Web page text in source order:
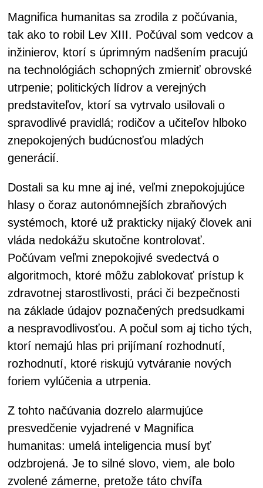
Magnifica humanitas sa zrodila z počúvania,
tak ako to robil Lev XIII. Počúval som vedcov a
inžinierov, ktorí s úprimným nadšením pracujú
na technológiách schopných zmierniť obrovské
utrpenie; politických lídrov a verejných
predstaviteľov, ktorí sa vytrvalo usilovali o
spravodlivé pravidlá; rodičov a učiteľov hlboko
znepokojených budúcnosťou mladých
generácií.
Dostali sa ku mne aj iné, veľmi znepokojujúce
hlasy o čoraz autonómnejších zbraňových
systémoch, ktoré už prakticky nijaký človek ani
vláda nedokážu skutočne kontrolovať.
Počúvam veľmi znepokojivé svedectvá o
algoritmoch, ktoré môžu zablokovať prístup k
zdravotnej starostlivosti, práci či bezpečnosti
na základe údajov poznačených predsudkami
a nespravodlivosťou. A počul som aj ticho tých,
ktorí nemajú hlas pri prijímaní rozhodnutí,
rozhodnutí, ktoré riskujú vytváranie nových
foriem vylúčenia a utrpenia.
Z tohto načúvania dozrelo alarmujúce
presvedčenie vyjadrené v Magnifica
humanitas: umelá inteligencia musí byť
odzbrojená. Je to silné slovo, viem, ale bolo
zvolené zámerne, pretože táto chvíľa